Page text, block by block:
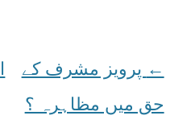
Post
navigation
← پرویز مشرف کے
حق میں مظاہرہ ؟